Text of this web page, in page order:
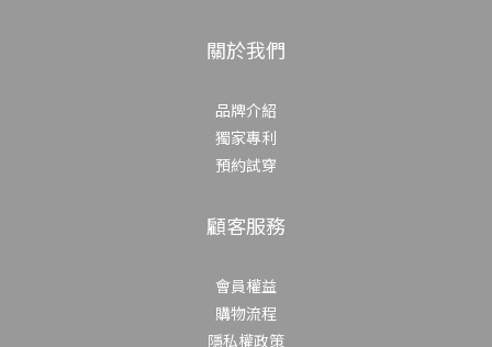
關於我們
品牌介紹
獨家專利
預約試穿
顧客服務
會員權益
購物流程
隱私權政策